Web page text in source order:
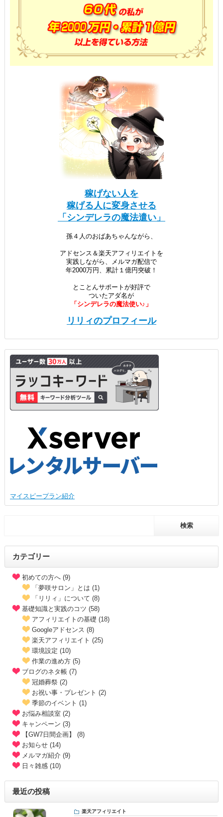
稼げない人を
稼げる人に変身させる
「シンデレラの魔法遣い」
孫４人のおばあちゃんながら、
アドセンス＆楽天アフィリエイトを
実践しながら、メルマガ配信で
年2000万円、累計１億円突破！
とことんサポートが好評で
ついたアダ名が
「シンデレラの魔法使い♪」
リリィのプロフィール
マイスピープラン紹介
カテゴリー
初めての方へ (9)
「夢咲サロン」とは (1)
「リリィ」について (8)
基礎知識と実践のコツ (58)
アフィリエイトの基礎 (18)
Googleアドセンス (8)
楽天アフィリエイト (25)
環境設定 (10)
作業の進め方 (5)
ブログのネタ帳 (7)
冠婚葬祭 (2)
お祝い事・プレゼント (2)
季節のイベント (1)
お悩み相談室 (2)
キャンペーン (3)
【GW7日間企画】 (8)
お知らせ (14)
メルマガ紹介 (9)
日々雑感 (10)
最近の投稿
楽天アフィリエイト